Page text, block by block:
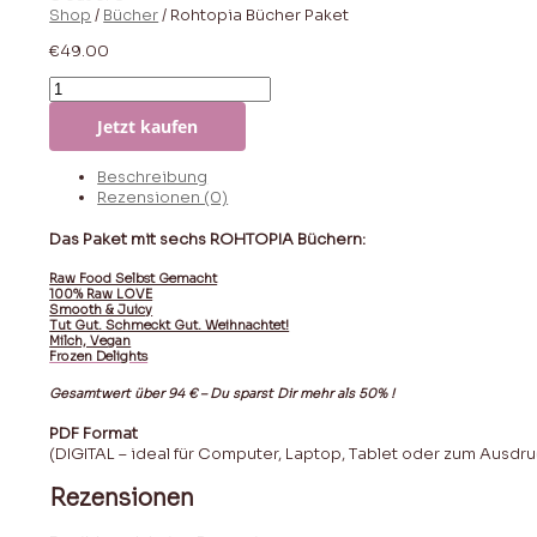
Shop / Bücher/ Rohtopia Bücher Paket
€49.00
Rohtopia
Bücher
Anzahl
Jetzt kaufen
Beschreibung
Rezensionen (0)
Das Paket mit sechs ROHTOPIA Büchern:
Raw Food Selbst Gemacht
100% Raw LOVE
Smooth & Juicy
Tut Gut. Schmeckt Gut. Weihnachtet!
Milch, Vegan
Frozen Delights
Gesamtwert über 94 € – Du sparst Dir mehr als 50% !
PDF Format
(DIGITAL – ideal für Computer, Laptop, Tablet oder zum
Rezensionen